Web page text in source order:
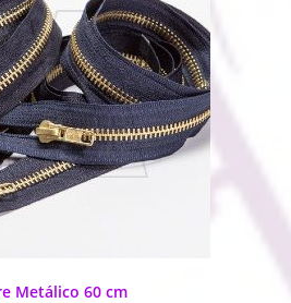
Metálico 60 cm